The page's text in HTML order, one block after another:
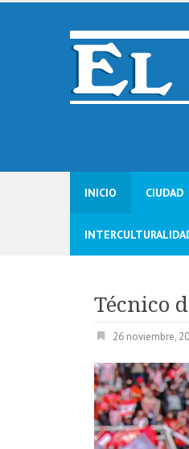
Skip
INICIO CIUDAD
Técnico
26 noviembre,